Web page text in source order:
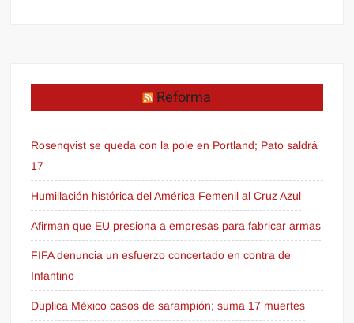
Reforma
Rosenqvist se queda con la pole en Portland; Pato saldrá
17
Humillación histórica del América Femenil al Cruz Azul
Afirman que EU presiona a empresas para fabricar armas
FIFA denuncia un esfuerzo concertado en contra de
Infantino
Duplica México casos de sarampión; suma 17 muertes